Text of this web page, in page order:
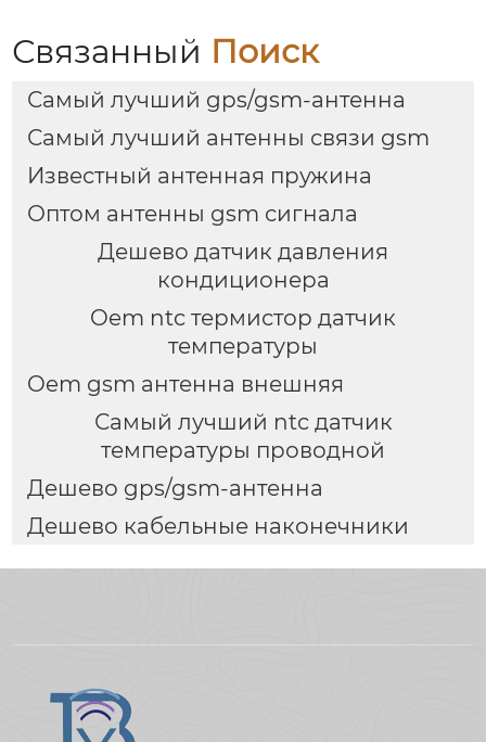
Связанный Поиск
Самый лучший gps/gsm-антенна
Самый лучший антенны связи gsm
Известный антенная пружина
Оптом антенны gsm сигнала
Дешево датчик давления
кондиционера
Oem ntc термистор датчик
температуры
Oem gsm антенна внешняя
Самый лучший ntc датчик
температуры проводной
Дешево gps/gsm-антенна
Дешево кабельные наконечники